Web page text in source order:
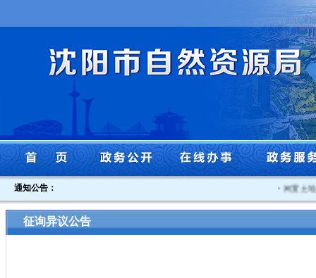
通知公告： 闲置土地
征询异议公告